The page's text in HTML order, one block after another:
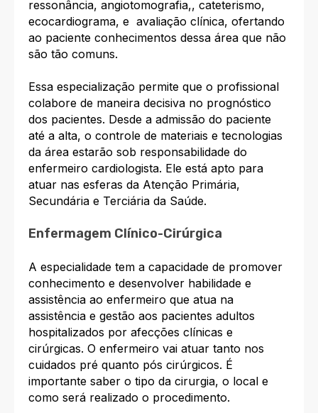
ressonância, angiotomografia,, cateterismo,
ecocardiograma, e avaliação clínica, ofertando
ao paciente conhecimentos dessa área que não
são tão comuns.
Essa especialização permite que o profissional
colabore de maneira decisiva no prognóstico
dos pacientes. Desde a admissão do paciente
até a alta, o controle de materiais e tecnologias
da área estarão sob responsabilidade do
enfermeiro cardiologista. Ele está apto para
atuar nas esferas da Atenção Primária,
Secundária e Terciária da Saúde.
Enfermagem Clínico-Cirúrgica
A especialidade tem a capacidade de promover
conhecimento e desenvolver habilidade e
assistência ao enfermeiro que atua na
assistência e gestão aos pacientes adultos
hospitalizados por afecções clínicas e
cirúrgicas. O enfermeiro vai atuar tanto nos
cuidados pré quanto pós cirúrgicos. É
importante saber o tipo da cirurgia, o local e
como será realizado o procedimento.